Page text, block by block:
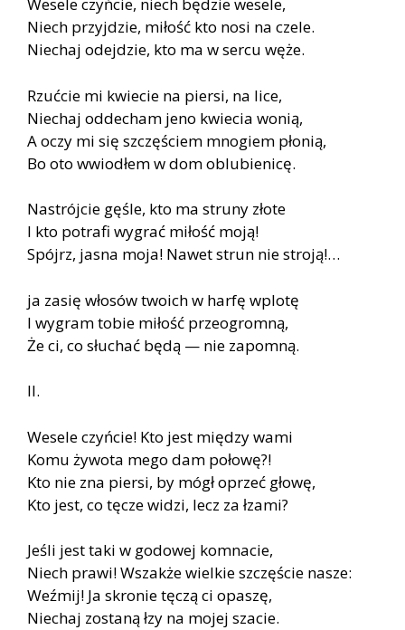
Wesele czyńcie, niech będzie wesele,
Niech przyjdzie, miłość kto nosi na czele.
Niechaj odejdzie, kto ma w sercu węże.
Rzućcie mi kwiecie na piersi, na lice,
Niechaj oddecham jeno kwiecia wonią,
A oczy mi się szczęściem mnogiem płonią,
Bo oto wwiodłem w dom oblubienicę.
Nastrójcie gęśle, kto ma struny złote
I kto potrafi wygrać miłość moją!
Spójrz, jasna moja! Nawet strun nie stroją!…
ja zasię włosów twoich w harfę wplotę
I wygram tobie miłość przeogromną,
Że ci, co słuchać będą — nie zapomną.
II.
Wesele czyńcie! Kto jest między wami
Komu żywota mego dam połowę?!
Kto nie zna piersi, by mógł oprzeć głowę,
Kto jest, co tęcze widzi, lecz za łzami?
Jeśli jest taki w godowej komnacie,
Niech prawi! Wszakże wielkie szczęście nasze:
Weźmij! Ja skronie tęczą ci opaszę,
Niechaj zostaną łzy na mojej szacie.